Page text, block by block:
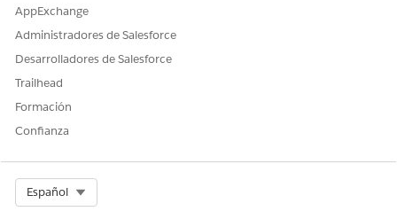
AppExchange
Administradores de Salesforce
Desarrolladores de Salesforce
Trailhead
Formación
Confianza
Español